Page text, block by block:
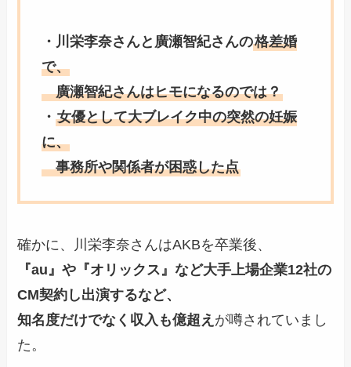
・川栄李奈さんと廣瀬智紀さんの格差婚
で、
廣瀬智紀さんはヒモになるのでは？
・女優として大ブレイク中の突然の妊娠
に、
事務所や関係者が困惑した点
確かに、川栄李奈さんはAKBを卒業後、
『au』や『オリックス』など大手上場企業12社の
CM契約し出演するなど、
知名度だけでなく収入も億超え が噂されていまし
た。